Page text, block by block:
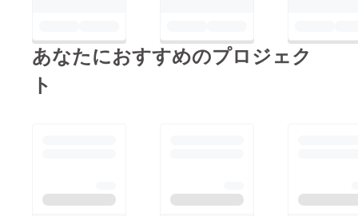
あなたにおすすめのプロジェク
ト